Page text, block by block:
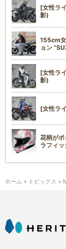
[女性ラ
影)
155cm
ョン
[女性ラ
影)
[女性ラ
花柄が
ラフィ
ホーム > トピックス >